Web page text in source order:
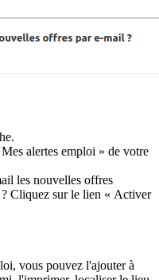
alertes emploi » de votre
les nouvelles offres
Cliquez sur le lien « Activer
vous pouvez l'ajouter à